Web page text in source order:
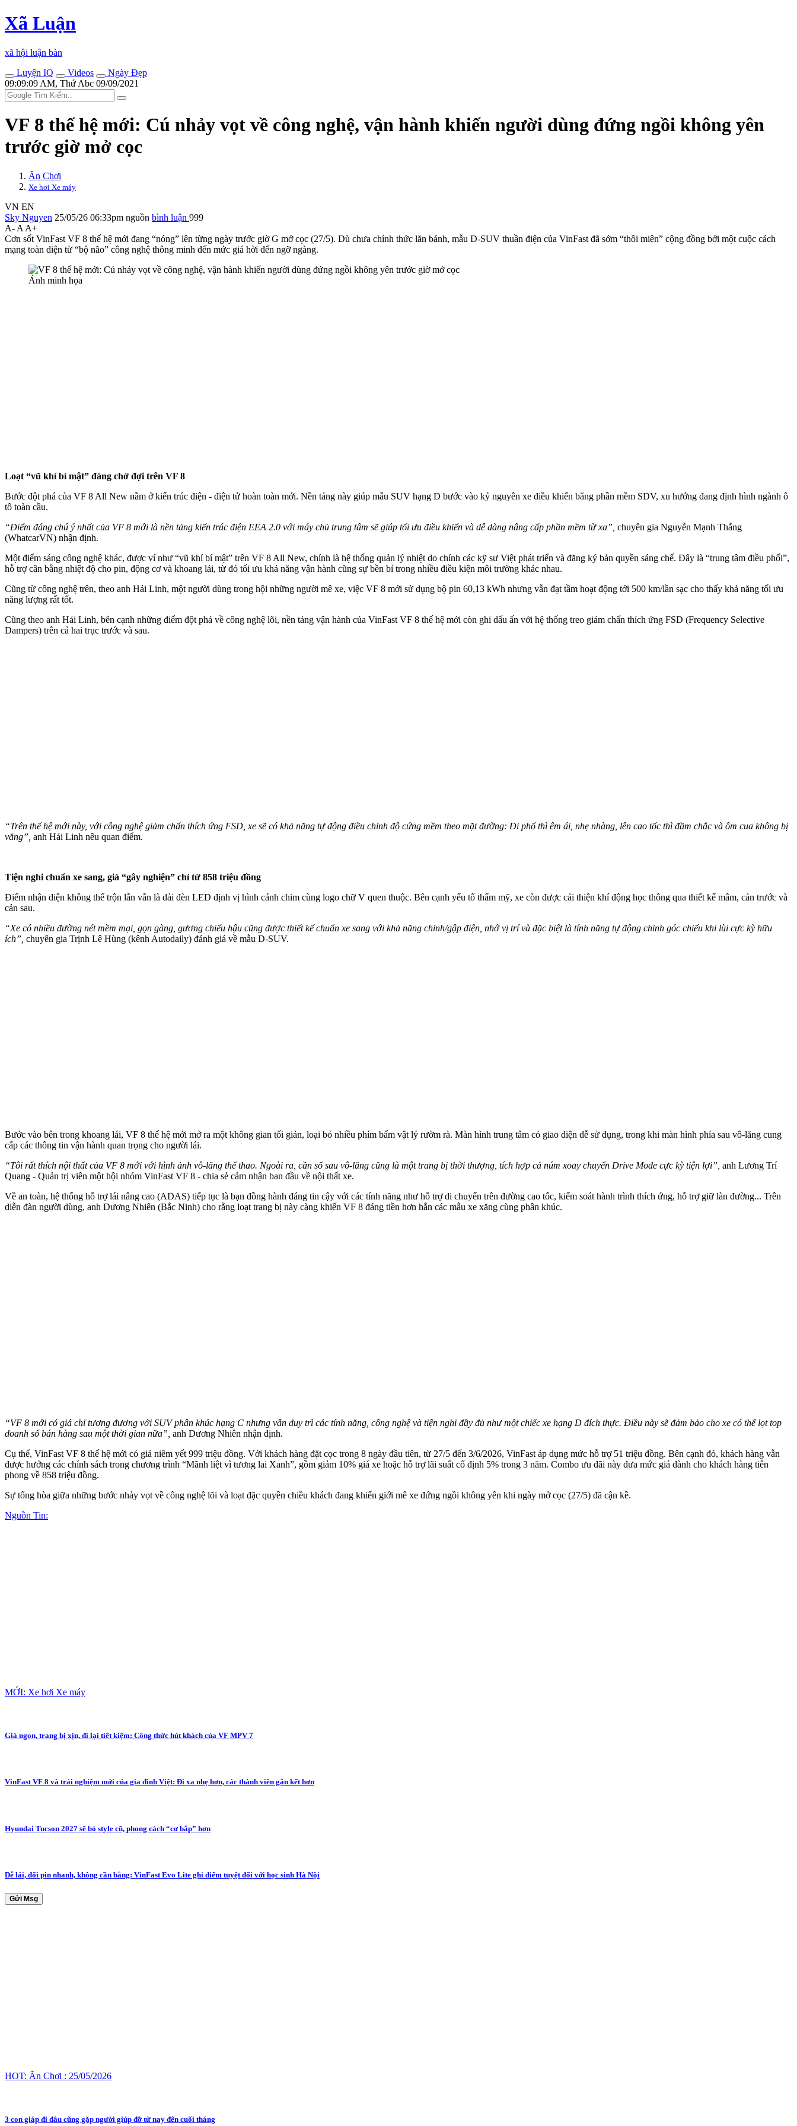
Xã Luận
xã hội luận bàn
Luyện IQ
Videos
Ngày Đẹp
09:09:09 AM, Thứ Abc 09/09/2021
VF 8 thế hệ mới: Cú nhảy vọt về công nghệ, vận hành khiến người dùng đứng ngồi không yên
trước giờ mở cọc
Ăn Chơi
Xe hơi Xe máy
VN EN
Sky Nguyen 25/05/26 06:33pm nguồn bình luận 999
A- A A+
Cơn sốt VinFast VF 8 thế hệ mới đang “nóng” lên từng ngày trước giờ G mở cọc (27/5). Dù chưa chính thức lăn bánh, mẫu D-SUV thuần điện của VinFast đã sớm “thôi miên” cộng đồng bởi một cuộc cách
mạng toàn diện từ “bộ não” công nghệ thông minh đến mức giá hời đến ngỡ ngàng.
Ảnh minh họa
Loạt “vũ khí bí mật” đáng chờ đợi trên VF 8
Bước đột phá của VF 8 All New nằm ở kiến trúc điện - điện tử hoàn toàn mới. Nền tảng này giúp mẫu SUV hạng D bước vào kỷ nguyên xe điều khiển bằng phần mềm SDV, xu hướng đang định hình ngành ô
tô toàn cầu.
“Điểm đáng chú ý nhất của VF 8 mới là nền tảng kiến trúc điện EEA 2.0 với máy chủ trung tâm sẽ giúp tối ưu điều khiển và dễ dàng nâng cấp phần mềm từ xa”, chuyên gia Nguyễn Mạnh Thắng
(WhatcarVN) nhận định.
Một điểm sáng công nghệ khác, được ví như “vũ khí bí mật” trên VF 8 All New, chính là hệ thống quản lý nhiệt do chính các kỹ sư Việt phát triển và đăng ký bản quyền sáng chế. Đây là “trung tâm điều phối”,
hỗ trợ cân bằng nhiệt độ cho pin, động cơ và khoang lái, từ đó tối ưu khả năng vận hành cũng sự bền bỉ trong nhiều điều kiện môi trường khác nhau.
Cũng từ công nghệ trên, theo anh Hải Linh, một người dùng trong hội những người mê xe, việc VF 8 mới sử dụng bộ pin 60,13 kWh nhưng vẫn đạt tầm hoạt động tới 500 km/lần sạc cho thấy khả năng tối ưu
năng lượng rất tốt.
Cũng theo anh Hải Linh, bên cạnh những điểm đột phá về công nghệ lõi, nền tảng vận hành của VinFast VF 8 thế hệ mới còn ghi dấu ấn với hệ thống treo giảm chấn thích ứng FSD (Frequency Selective
Dampers) trên cả hai trục trước và sau.
“Trên thế hệ mới này, với công nghệ giảm chấn thích ứng FSD, xe sẽ có khả năng tự động điều chỉnh độ cứng mềm theo mặt đường: Đi phố thì êm ái, nhẹ nhàng, lên cao tốc thì đầm chắc và ôm cua không bị
văng”, anh Hải Linh nêu quan điểm.
Tiện nghi chuẩn xe sang, giá “gây nghiện” chỉ từ 858 triệu đồng
Điểm nhận diện không thể trộn lẫn vẫn là dải đèn LED định vị hình cánh chim cùng logo chữ V quen thuộc. Bên cạnh yếu tố thẩm mỹ, xe còn được cải thiện khí động học thông qua thiết kế mâm, cản trước và
cản sau.
“Xe có nhiều đường nét mềm mại, gọn gàng, gương chiếu hậu cũng được thiết kế chuẩn xe sang với khả năng chỉnh/gập điện, nhớ vị trí và đặc biệt là tính năng tự động chỉnh góc chiếu khi lùi cực kỳ hữu
ích”, chuyên gia Trịnh Lê Hùng (kênh Autodaily) đánh giá về mẫu D-SUV.
Bước vào bên trong khoang lái, VF 8 thế hệ mới mở ra một không gian tối giản, loại bỏ nhiều phím bấm vật lý rườm rà. Màn hình trung tâm có giao diện dễ sử dụng, trong khi màn hình phía sau vô-lăng cung
cấp các thông tin vận hành quan trọng cho người lái.
“Tôi rất thích nội thất của VF 8 mới với hình ảnh vô-lăng thể thao. Ngoài ra, cần số sau vô-lăng cũng là một trang bị thời thượng, tích hợp cả núm xoay chuyển Drive Mode cực kỳ tiện lợi”, anh Lương Trí
Quang - Quản trị viên một hội nhóm VinFast VF 8 - chia sẻ cảm nhận ban đầu về nội thất xe.
Về an toàn, hệ thống hỗ trợ lái nâng cao (ADAS) tiếp tục là bạn đồng hành đáng tin cậy với các tính năng như hỗ trợ di chuyển trên đường cao tốc, kiểm soát hành trình thích ứng, hỗ trợ giữ làn đường... Trên
diễn đàn người dùng, anh Dương Nhiên (Bắc Ninh) cho rằng loạt trang bị này càng khiến VF 8 đáng tiền hơn hẳn các mẫu xe xăng cùng phân khúc.
“VF 8 mới có giá chỉ tương đương với SUV phân khúc hạng C nhưng vẫn duy trì các tính năng, công nghệ và tiện nghi đầy đủ như một chiếc xe hạng D đích thực. Điều này sẽ đảm bảo cho xe có thể lọt top
doanh số bán hàng sau một thời gian nữa”, anh Dương Nhiên nhận định.
Cụ thể, VinFast VF 8 thế hệ mới có giá niêm yết 999 triệu đồng. Với khách hàng đặt cọc trong 8 ngày đầu tiên, từ 27/5 đến 3/6/2026, VinFast áp dụng mức hỗ trợ 51 triệu đồng. Bên cạnh đó, khách hàng vẫn
được hưởng các chính sách trong chương trình “Mãnh liệt vì tương lai Xanh”, gồm giảm 10% giá xe hoặc hỗ trợ lãi suất cố định 5% trong 3 năm. Combo ưu đãi này đưa mức giá dành cho khách hàng tiên
phong về 858 triệu đồng.
Sự tổng hòa giữa những bước nhảy vọt về công nghệ lõi và loạt đặc quyền chiều khách đang khiến giới mê xe đứng ngồi không yên khi ngày mở cọc (27/5) đã cận kề.
Nguồn Tin:
MỚI: Xe hơi Xe máy
Giá ngon, trang bị xịn, đi lại tiết kiệm: Công thức hút khách của VF MPV 7
VinFast VF 8 và trải nghiệm mới của gia đình Việt: Đi xa nhẹ hơn, các thành viên gắn kết hơn
Hyundai Tucson 2027 sẽ bỏ style cũ, phong cách “cơ bắp” hơn
Dễ lái, đổi pin nhanh, không cần bằng: VinFast Evo Lite ghi điểm tuyệt đối với học sinh Hà Nội
Gửi Msg
HOT: Ăn Chơi : 25/05/2026
3 con giáp đi đâu cũng gặp người giúp đỡ từ nay đến cuối tháng